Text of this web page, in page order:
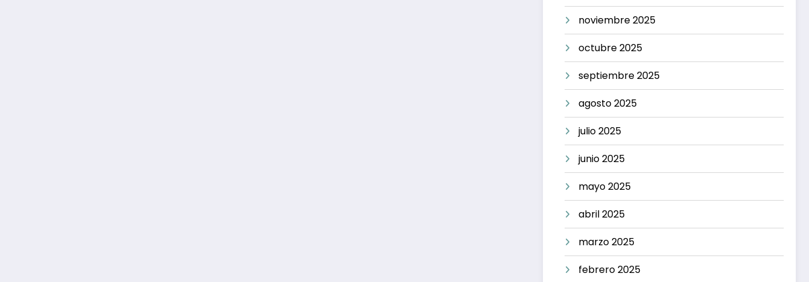
noviembre 2025
octubre 2025
septiembre 2025
agosto 2025
julio 2025
junio 2025
mayo 2025
abril 2025
marzo 2025
febrero 2025